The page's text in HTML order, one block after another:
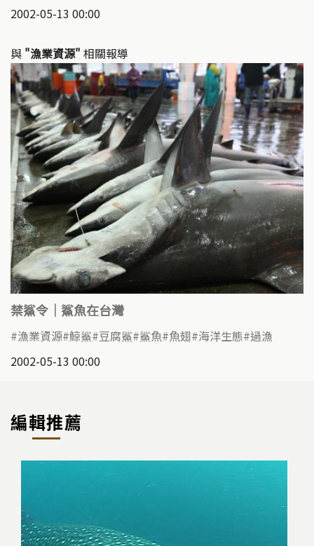
2002-05-13 00:00
與 "漁業資源" 相關報導
禁鯊令｜鯊魚在台灣
漁業資源 鯨鯊 豆腐鯊 鯊魚 魚翅 海洋生態 過漁
2002-05-13 00:00
編輯推薦